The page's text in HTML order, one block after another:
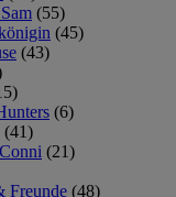
(55)
(45)
(43)
(6)
(41)
(21)
Freunde (48)